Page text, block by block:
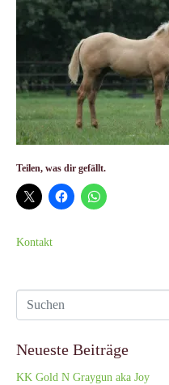
Teilen, was dir gefällt.
Kontakt
Neueste Beiträge
KK Gold N Graygun aka Joy